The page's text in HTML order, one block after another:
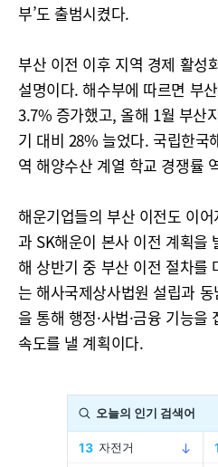
부’도 출범시켰다.
부산 이전 이후 지역 경제 활성
설명이다. 해수부에 따르면 부
3.7% 증가했고, 올해 1월 부산
기 대비 28% 늘었다. 국립한국
역 해양수산 계열 학교 경쟁률
해운기업들의 부산 이전도 이
과 SK해운이 본사 이전 계획을
해 상반기 중 부산 이전 절차를
는 해사국제상사법원 설립과
을 통해 행정·사법·금융 기능
속도를 낼 계획이다.